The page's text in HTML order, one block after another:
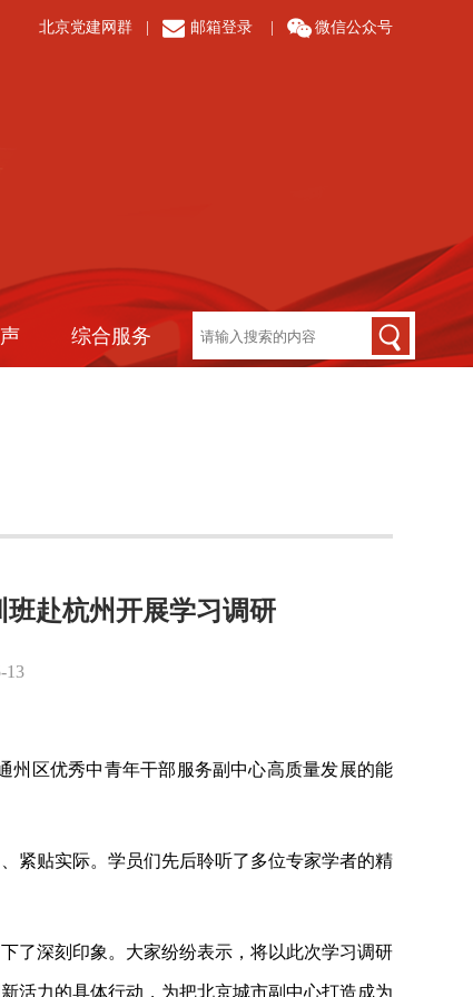
北京党建网群 邮箱登录 微信公众号
综合服务
赴杭州开展学习调研
州区优秀中青年干部服务副中心高质量发展的能
紧贴实际。学员们先后聆听了多位专家学者的精
了深刻印象。大家纷纷表示，将以此次学习调研
活力的具体行动，为把北京城市副中心打造成为